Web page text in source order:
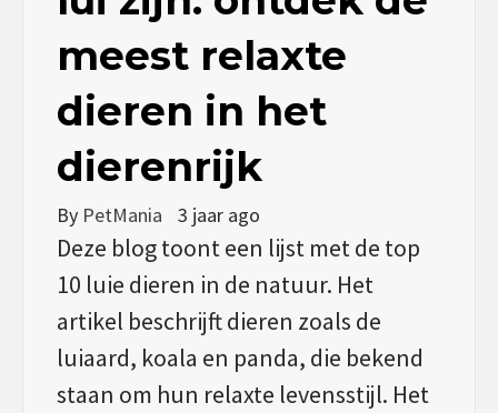
meest relaxte
dieren in het
dierenrijk
By PetMania 3 jaar ago
Deze blog toont een lijst met de top
10 luie dieren in de natuur. Het
artikel beschrijft dieren zoals de
luiaard, koala en panda, die bekend
staan om hun relaxte levensstijl. Het